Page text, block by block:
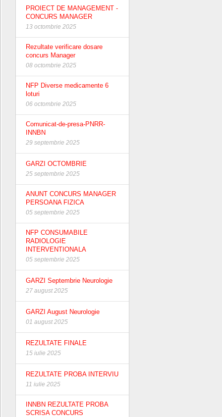
PROIECT DE MANAGEMENT -
CONCURS MANAGER
13 octombrie 2025
Rezultate verificare dosare
concurs Manager
08 octombrie 2025
NFP Diverse medicamente 6
loturi
06 octombrie 2025
Comunicat-de-presa-PNRR-
INNBN
29 septembrie 2025
GARZI OCTOMBRIE
25 septembrie 2025
ANUNT CONCURS MANAGER
PERSOANA FIZICA
05 septembrie 2025
NFP CONSUMABILE
RADIOLOGIE
INTERVENTIONALA
05 septembrie 2025
GARZI Septembrie Neurologie
27 august 2025
GARZI August Neurologie
01 august 2025
REZULTATE FINALE
15 iulie 2025
REZULTATE PROBA INTERVIU
11 iulie 2025
INNBN REZULTATE PROBA
SCRISA CONCURS